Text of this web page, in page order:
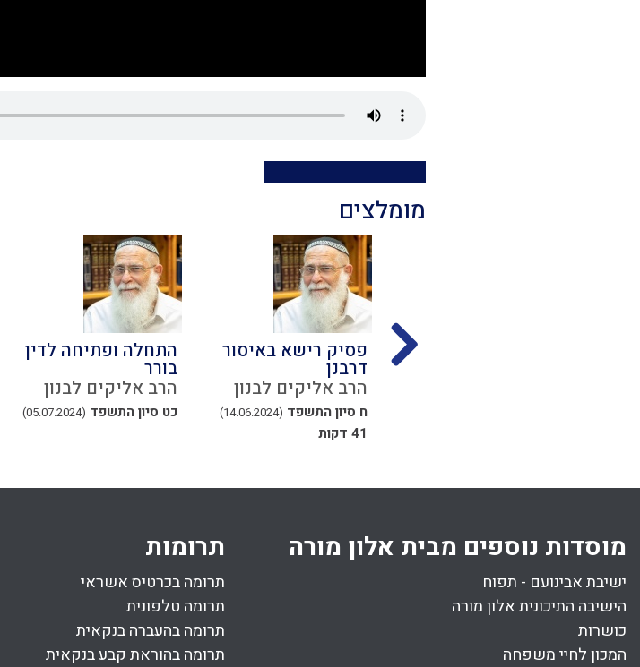
מומלצים
פסיק רישא באיסור
דרבנן
הרב אליקים לבנון
ח סיון התשפד (14.06.2024)
41 דקות
התחלה ופתיחה לדין
בורר
הרב אליקים לבנון
כט סיון התשפד (05.07.2024)
מוסדות נוספים מבית אלון מורה
ישיבת אבינועם - תפוח
הישיבה התיכונית אלון מורה
כושרות
המכון לחיי משפחה
תרומות
תרומה בכרטיס אשראי
תרומה טלפונית
תרומה בהעברה בנקאית
תרומה בהוראת קבע בנקאית